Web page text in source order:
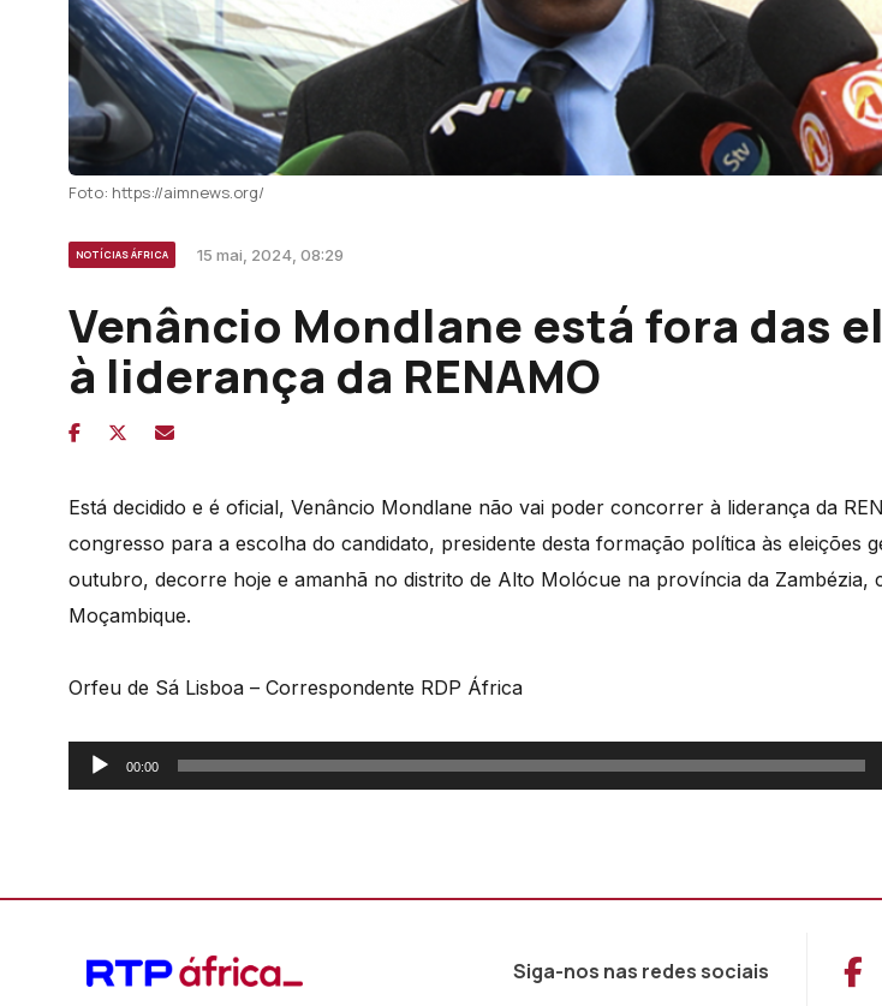
Foto: https://aimnews.org/
NOTÍCIAS ÁFRICA 15 mai, 2024, 08:29
Venâncio Mondlane está fora das
à liderança da RENAMO
Está decidido e é oficial, Venâncio Mondlane não vai poder concorrer à liderança da
congresso para a escolha do candidato, presidente desta formação política às eleições
outubro, decorre hoje e amanhã no distrito de Alto Molócue na província da Zambézia,
Moçambique.
Orfeu de Sá Lisboa – Correspondente RDP África
Reprodutor
de
00:00
Siga-nos nas redes sociais